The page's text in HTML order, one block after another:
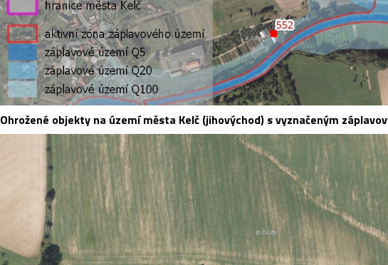
Ohrožené objekty na území města Kelč (jihovýchod) s vyznačeným